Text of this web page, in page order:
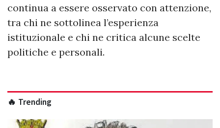
continua a essere osservato con attenzione,
tra chi ne sottolinea l’esperienza
istituzionale e chi ne critica alcune scelte
politiche e personali.
🔥 Trending